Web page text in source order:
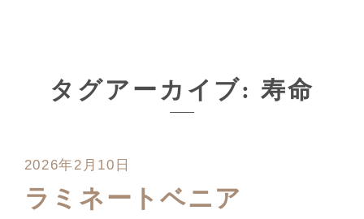
タグアーカイブ: 寿命
2026年2月10日
ラミネートベニア